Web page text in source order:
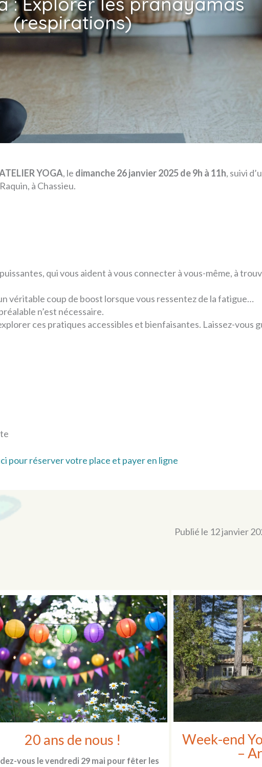
(respirations)
YOGA, le dimanche 26 janvier 2025 de 9h à 11h, suivi
à Chassieu.
puissantes, qui vous aident à vous connecter à vous-même, à
véritable coup de boost lorsque vous ressentez de la fatigue…
n’est nécessaire.
ces pratiques accessibles et bienfaisantes. Laissez-vous
pour réserver votre place et payer en ligne
Publié le 12 janvier
20 ans de nous !
vous le vendredi 29 mai pour fêter les
Week-end
–